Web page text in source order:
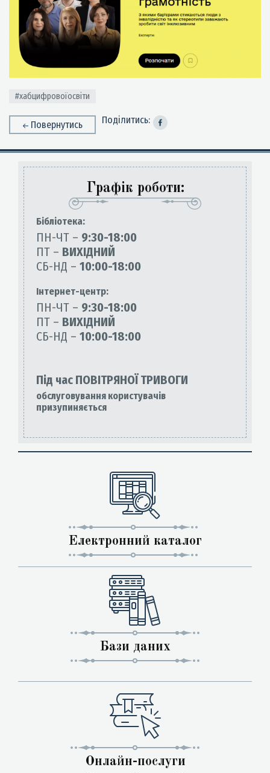
#хабцифровоїосвіти
Повернутись Поділитись:
Графік роботи:
Бiблiотека:
ПН-ЧТ – 9:30-18:00
ПТ – ВИХІДНИЙ
СБ-НД – 10:00-18:00
Інтернет-центр:
ПН-ЧТ – 9:30-18:00
ПТ – ВИХІДНИЙ
СБ-НД – 10:00-18:00
Під час ПОВІТРЯНОЇ ТРИВОГИ
обслуговування користувачів
призупиняється
Електронний каталог
Бази даних
Онлайн-послуги